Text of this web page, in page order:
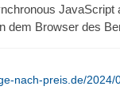
JavaScript
dem Browser des
nach-preis.de/